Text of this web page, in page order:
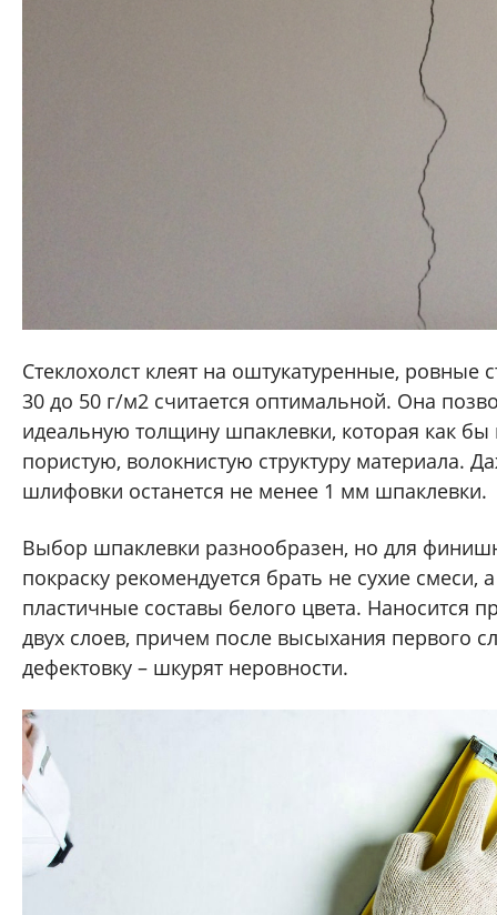
Стеклохолст клеят на оштукатуренные, ровные
30 до 50 г/м2 считается оптимальной. Она
идеальную толщину шпаклевки, которая как бы
пористую, волокнистую структуру материала.
шлифовки останется не менее 1 мм шпаклевки.
Выбор шпаклевки разнообразен, но для
покраску рекомендуется брать не сухие смеси,
пластичные составы белого цвета. Наносится
двух слоев, причем после высыхания первого
дефектовку – шкурят неровности.